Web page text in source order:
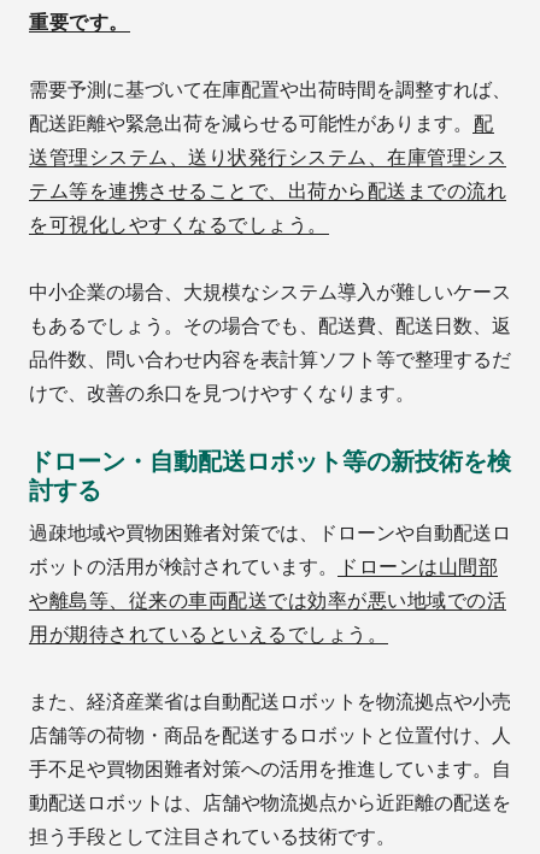
重要です。
需要予測に基づいて在庫配置や出荷時間を調整すれば、
配送距離や緊急出荷を減らせる可能性があります。 配
送管理システム、送り状発行システム、在庫管理シス
テム等を連携させることで、出荷から配送までの流れ
を可視化しやすくなるでしょう。
中小企業の場合、大規模なシステム導入が難しいケース
もあるでしょう。その場合でも、配送費、配送日数、返
品件数、問い合わせ内容を表計算ソフト等で整理するだ
けで、改善の糸口を見つけやすくなります。
ドローン・自動配送ロボット等の新技術を検
討する
過疎地域や買物困難者対策では、ドローンや自動配送ロ
ボットの活用が検討されています。
ドローンは山間部
や離島等、従来の車両配送では効率が悪い地域での活
用が期待されているといえるでしょう。
また、経済産業省は自動配送ロボットを物流拠点や小売
店舗等の荷物・商品を配送するロボットと位置付け、人
手不足や買物困難者対策への活用を推進しています。自
動配送ロボットは、店舗や物流拠点から近距離の配送を
担う手段として注目されている技術です。